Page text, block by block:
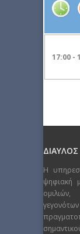
17:00 -
Η
ψηφιακή